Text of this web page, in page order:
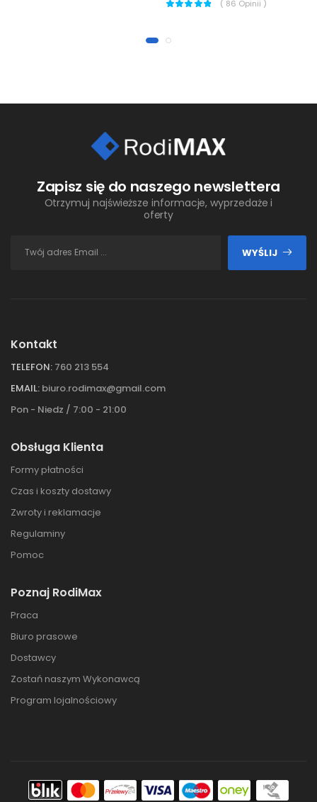
( 86 Opinii )
Zapisz się do naszego newslettera
Otrzymuj najświeższe informacje, wyprzedaże i
oferty
WYŚLIJ
Kontakt
TELEFON: 760 213 554
EMAIL: biuro.rodimax@gmail.com
Pon - Niedz / 7:00 - 21:00
Obsługa Klienta
Formy płatności
Czas i koszty dostawy
Zwroty i reklamacje
Regulaminy
Pomoc
Poznaj RodiMax
Praca
Biuro prasowe
Dostawcy
Zostań naszym Wykonawcą
Program lojalnościowy